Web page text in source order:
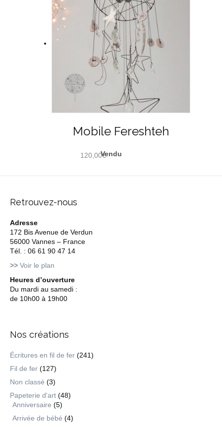
Mobile Fereshteh
120,00€
Retrouvez-nous
Adresse
172 Bis Avenue de Verdun
56000 Vannes – France
Tél. : 06 61 90 47 14
>> Voir le plan
Heures d’ouverture
Du mardi au samedi :
de 10h00 à 19h00
Nos créations
Écritures en fil de fer (241)
Fil de fer (127)
Non classé (3)
Papeterie d'art (48)
Anniversaire (5)
Arrivée de bébé (4)